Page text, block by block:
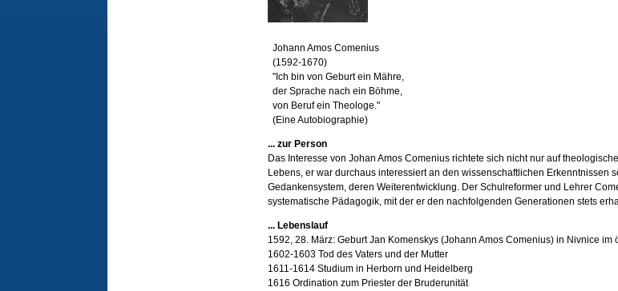
Johann Amos Comenius
(1592-1670)
"Ich bin von Geburt ein Mähre,
der Sprache nach ein Böhme,
von Beruf ein Theologe."
(Eine Autobiographie)
... zur Person
Das Interesse von Johan Amos Comenius richtete sich nicht nur auf
Lebens, er war durchaus interessiert an den wissenschaftlichen Erkenntnissen
Gedankensystem, deren Weiterentwicklung. Der Schulreformer und Lehrer
systematische Pädagogik, mit der er den nachfolgenden Generationen stets
... Lebenslauf
1592, 28. März: Geburt Jan Komenskys (Johann Amos Comenius) in Nivnice im
1602-1603 Tod des Vaters und der Mutter
1611-1614 Studium in Herborn und Heidelberg
1616 Ordination zum Priester der Bruderunität